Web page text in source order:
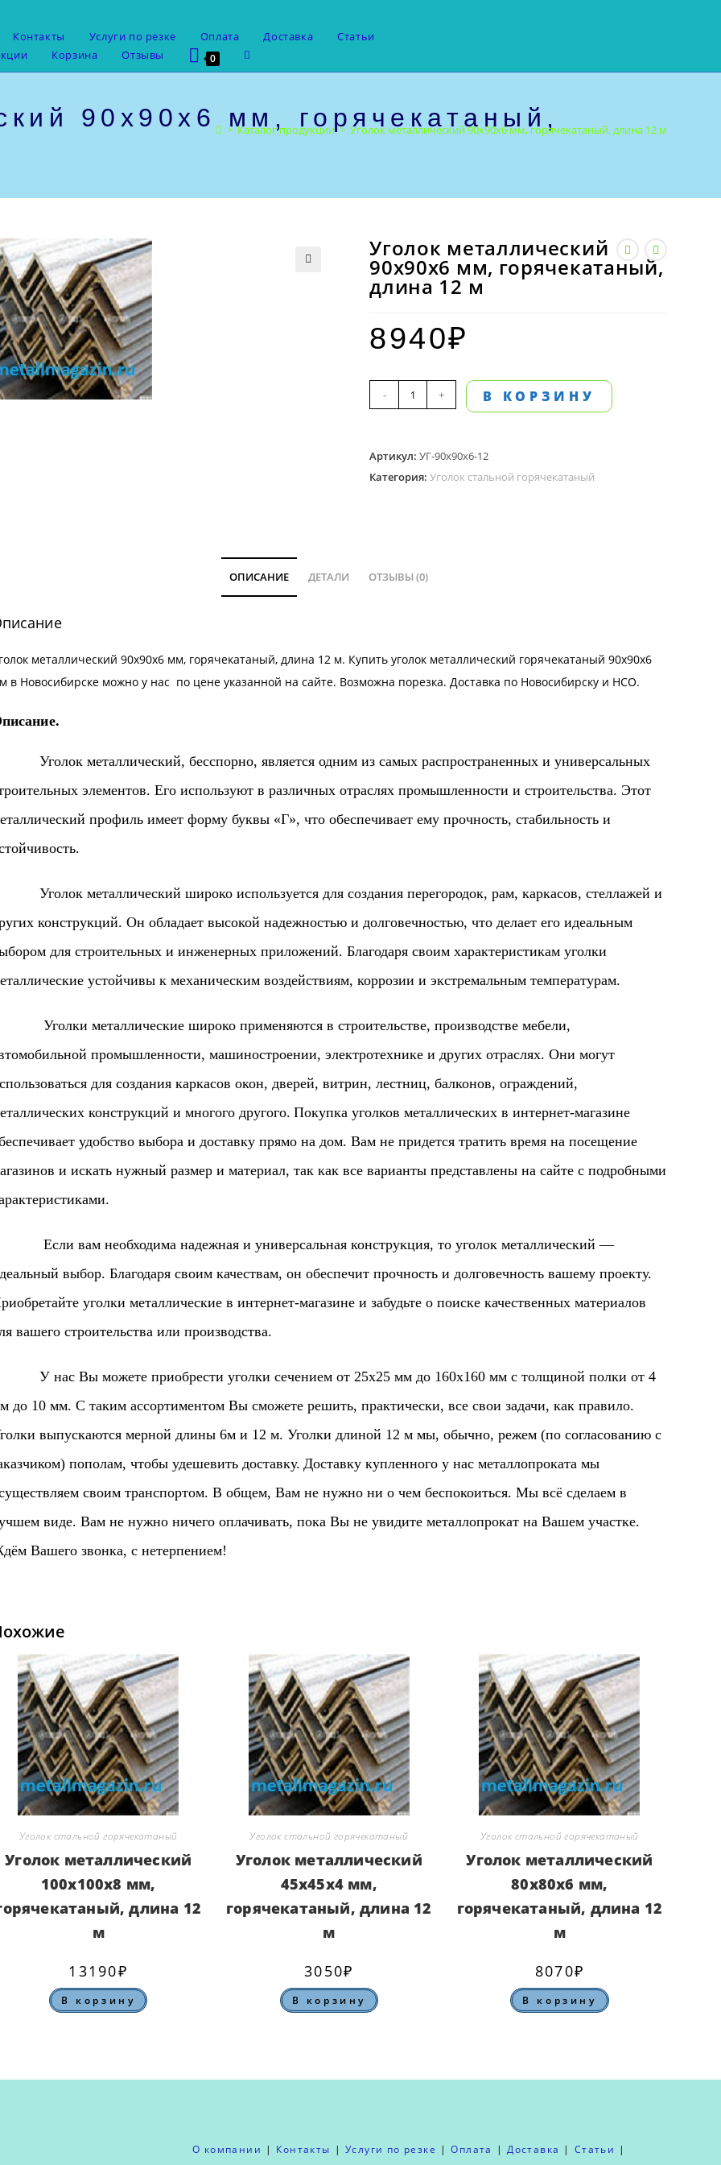
Контакты Услуги по резке Оплата Доставка
Статьи
Корзина Отзывы 0
Переключить
поиск
веб-
сайту
90х90х6 мм, горячекатаный,
> Каталог продукции > Уголок металлический 90х90х6 мм, горячекатаный, длина 12 м
Уголок металлический
90х90х6 мм, горячекатаный,
длина 12 м
8940₽
Количество
товара
металлический
90х90х6
12
- + В КОРЗИНУ
Артикул:УГ-90х90х6-12
Категория:Уголок стальной горячекатаный
ОПИСАНИЕ ДЕТАЛИ ОТЗЫВЫ (0)
металлический 90х90х6 мм, горячекатаный, длина 12 м. Купить уголок металлический горячекатаный 90х90х6
в Новосибирске можно у нас по цене указанной на сайте. Возможна порезка. Доставка по Новосибирску и НСО.
металлический, бесспорно, является одним из самых распространенных и универсальных
элементов. Его используют в различных отраслях промышленности и строительства. Этот
профиль имеет форму буквы «Г», что обеспечивает ему прочность, стабильность и
металлический широко используется для создания перегородок, рам, каркасов, стеллажей и
конструкций. Он обладает высокой надежностью и долговечностью, что делает его идеальным
для строительных и инженерных приложений. Благодаря своим характеристикам уголки
устойчивы к механическим воздействиям, коррозии и экстремальным температурам.
металлические широко применяются в строительстве, производстве мебели,
промышленности, машиностроении, электротехнике и других отраслях. Они могут
для создания каркасов окон, дверей, витрин, лестниц, балконов, ограждений,
конструкций и многого другого. Покупка уголков металлических в интернет-магазине
удобство выбора и доставку прямо на дом. Вам не придется тратить время на посещение
и искать нужный размер и материал, так как все варианты представлены на сайте с подробными
вам необходима надежная и универсальная конструкция, то уголок металлический —
выбор. Благодаря своим качествам, он обеспечит прочность и долговечность вашему проекту.
уголки металлические в интернет-магазине и забудьте о поиске качественных материалов
вашего строительства или производства.
нас Вы можете приобрести уголки сечением от 25х25 мм до 160х160 мм с толщиной полки от 4
до 10 мм. С таким ассортиментом Вы сможете решить, практически, все свои задачи, как правило.
выпускаются мерной длины 6м и 12 м. Уголки длиной 12 м мы, обычно, режем (по согласованию с
пополам, чтобы удешевить доставку. Доставку купленного у нас металлопроката мы
своим транспортом. В общем, Вам не нужно ни о чем беспокоиться. Мы всё сделаем в
виде. Вам не нужно ничего оплачивать, пока Вы не увидите металлопрокат на Вашем участке.
Вашего звонка, с нетерпением!
Уголок стальной горячекатаный
Уголок металлический
100х100х8 мм,
длина 12
м
13190₽
В корзину
Уголок стальной горячекатаный
Уголок металлический
45х45х4 мм,
горячекатаный, длина 12
м
3050₽
В корзину
Уголок стальной горячекатаный
Уголок металлический
80х80х6 мм,
горячекатаный, длина 12
м
8070₽
В корзину
О компании Контакты Услуги по резке Оплата Доставка
Статьи